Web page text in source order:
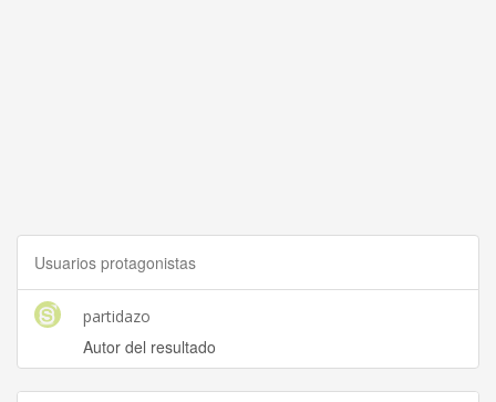
Usuarios protagonistas
partidazo
Autor del resultado